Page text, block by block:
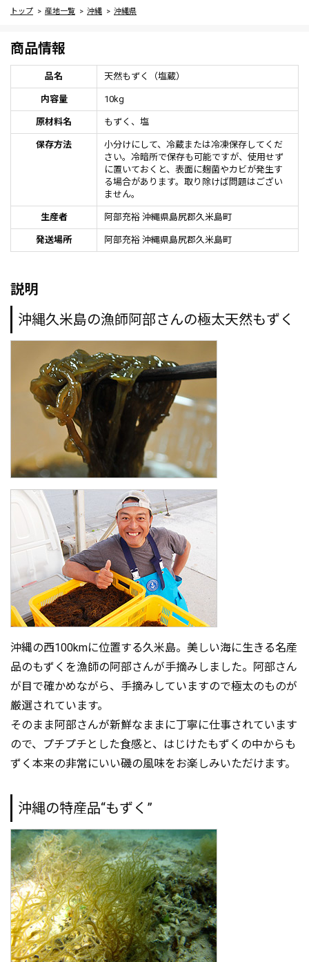
トップ 産地一覧 沖縄 沖縄県
商品情報
品名 天然もずく（塩蔵）
内容量 10kg
原材料名 もずく、塩
保存方法
小分けにして、冷蔵または冷凍保存してくだ
さい。冷暗所で保存も可能ですが、使用せず
に置いておくと、表面に麹菌やカビが発生す
る場合があります。取り除けば問題はござい
ません。
生産者 阿部充裕 沖縄県島尻郡久米島町
発送場所 阿部充裕 沖縄県島尻郡久米島町
説明
沖縄久米島の漁師阿部さんの極太天然もずく
沖縄の西100kmに位置する久米島。美しい海に生きる名産
品のもずくを漁師の阿部さんが手摘みしました。阿部さん
が目で確かめながら、手摘みしていますので極太のものが
厳選されています。
そのまま阿部さんが新鮮なままに丁寧に仕事されています
ので、プチプチとした食感と、はじけたもずくの中からも
ずく本来の非常にいい磯の風味をお楽しみいただけます。
沖縄の特産品“もずく”